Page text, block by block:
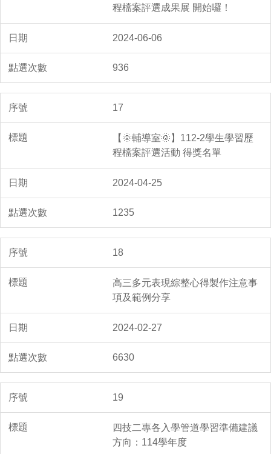
程檔案評選成果展 開始囉！
2024-06-06
936
17
【🌞輔導室🌞】112-2學生學習歷
程檔案評選活動 得獎名單
2024-04-25
1235
18
高三多元表現綜整心得製作注意事
項及範例分享
2024-02-27
6630
19
四技二專各入學管道學習準備建議
方向：114學年度